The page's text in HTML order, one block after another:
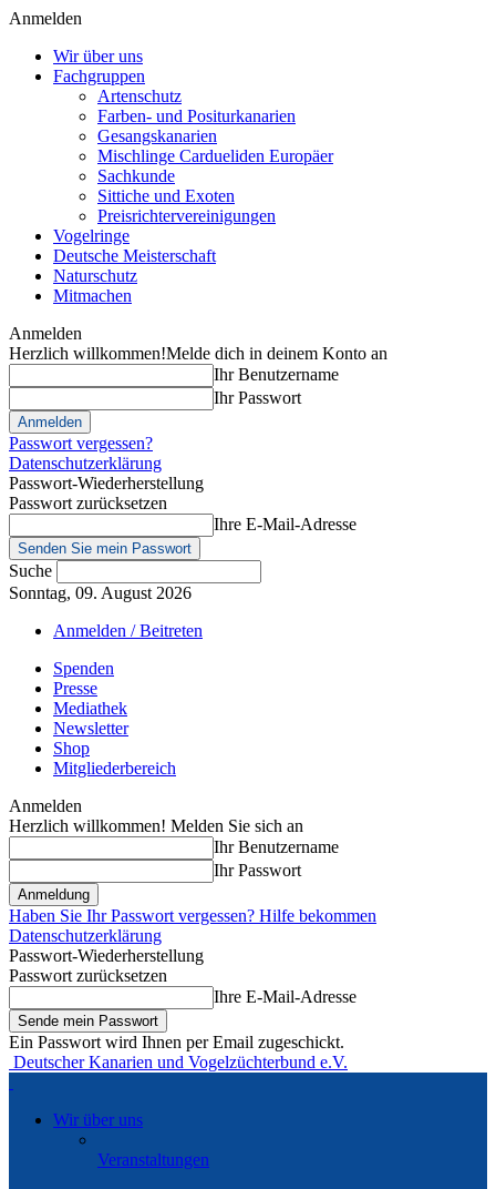
Anmelden
Wir über uns
Fachgruppen
Artenschutz
Farben- und Positurkanarien
Gesangskanarien
Mischlinge Cardueliden Europäer
Sachkunde
Sittiche und Exoten
Preisrichtervereinigungen
Vogelringe
Deutsche Meisterschaft
Naturschutz
Mitmachen
Anmelden
Herzlich willkommen!Melde dich in deinem Konto an
Ihr Benutzername
Ihr Passwort
Passwort vergessen?
Datenschutzerklärung
Passwort-Wiederherstellung
Passwort zurücksetzen
Ihre E-Mail-Adresse
Suche
Sonntag, 09. August 2026
Anmelden / Beitreten
Spenden
Presse
Mediathek
Newsletter
Shop
Mitgliederbereich
Anmelden
Herzlich willkommen! Melden Sie sich an
Ihr Benutzername
Ihr Passwort
Haben Sie Ihr Passwort vergessen? Hilfe bekommen
Datenschutzerklärung
Passwort-Wiederherstellung
Passwort zurücksetzen
Ihre E-Mail-Adresse
Ein Passwort wird Ihnen per Email zugeschickt.
Deutscher Kanarien und Vogelzüchterbund e.V.
Wir über uns
Veranstaltungen